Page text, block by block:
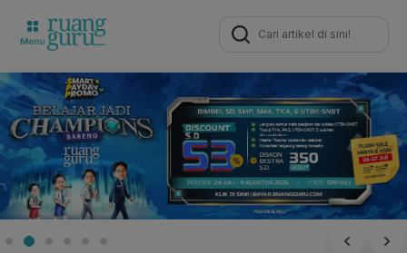
Search
for: